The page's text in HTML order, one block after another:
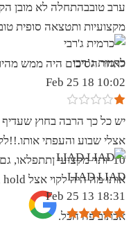
ערב טובבהתחלה לא מובן
מקצועיות ותטצאה סופית
לאחר הסיכום היה ממש
כרמית ג’רבי
10:02 18 Feb 25
יש כל כך הרבה בחוץ
אצלי שבוע והעפתי
10 יותר מקצועי ןתתפלאו,
אכתוב פה הכל.
LIAD LIAD
18:31 13 Feb 25